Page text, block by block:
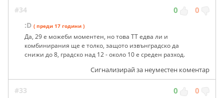
#34 0 0
:D ( преди 17 години )
Да, 29 е можеби моментен, но това ТТ едва ли и
комбинирания ще е толко, защото извънградско да
снижи до 8, градско над 12 - около 10 е среден разход.
Сигнализирай за неуместен коментар
#33 0 0